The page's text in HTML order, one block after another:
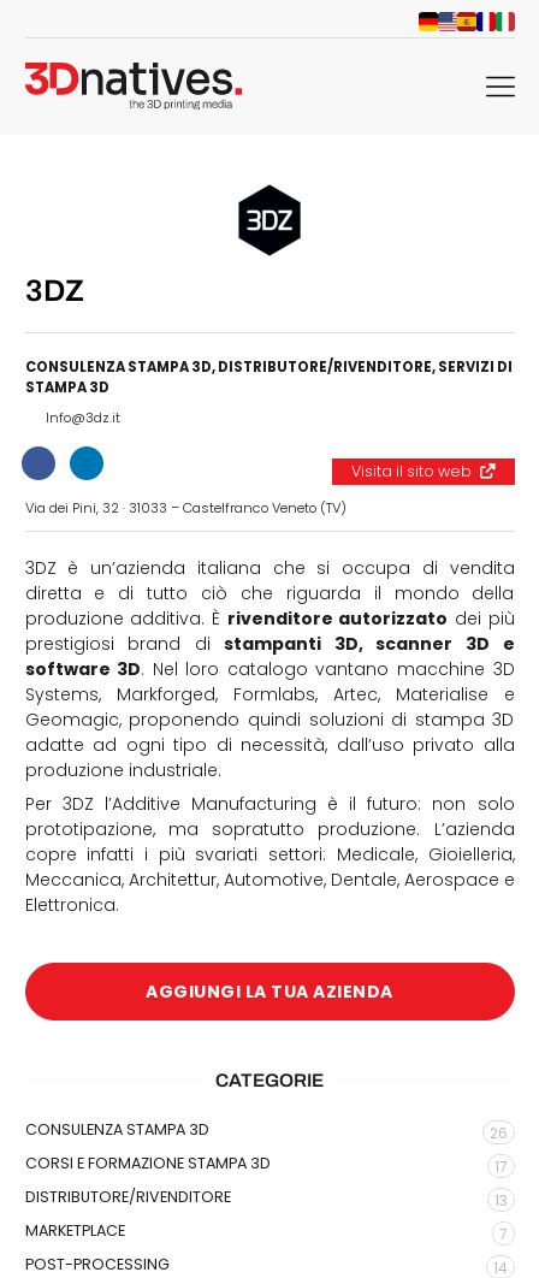
menu
3DZ
CONSULENZA STAMPA 3D,DISTRIBUTORE/RIVENDITORE,SERVIZI DI
STAMPA 3D
Info@3dz.it
Visita il sito web
Via dei Pini, 32 · 31033 – Castelfranco Veneto (TV)
3DZ è un’azienda italiana che si occupa di vendita
diretta e di tutto ciò che riguarda il mondo della
produzione additiva. È rivenditore autorizzato dei più
prestigiosi brand distampanti 3D, scanner 3D e
software 3D. Nel loro catalogo vantano macchine 3D
Systems, Markforged, Formlabs, Artec, Materialise e
Geomagic, proponendo quindi soluzioni di stampa 3D
adatte ad ogni tipo di necessità, dall’uso privato alla
produzione industriale.
Per 3DZ l’Additive Manufacturing è il futuro: non solo
prototipazione, ma sopratutto produzione. L’azienda
copre infatti i più svariati settori: Medicale, Gioielleria,
Meccanica, Architettur, Automotive, Dentale, Aerospace e
Elettronica.
AGGIUNGI LA TUA AZIENDA
CATEGORIE
CONSULENZA STAMPA 3D
26
CORSI E FORMAZIONE STAMPA 3D
17
DISTRIBUTORE/RIVENDITORE
13
MARKETPLACE
7
POST-PROCESSING
14